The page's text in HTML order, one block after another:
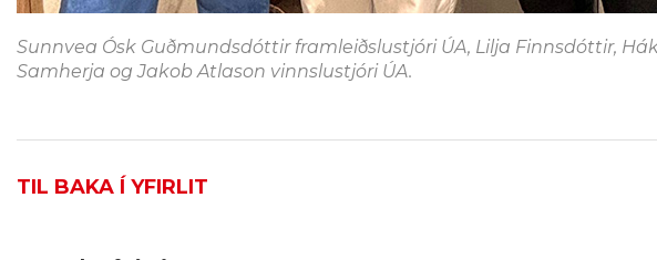
Sunnvea Ósk Guðmundsdóttir framleiðslustjóri ÚA, Lilja Finnsdóttir,
Samherja og Jakob Atlason vinnslustjóri ÚA.
TIL BAKA Í YFIRLIT